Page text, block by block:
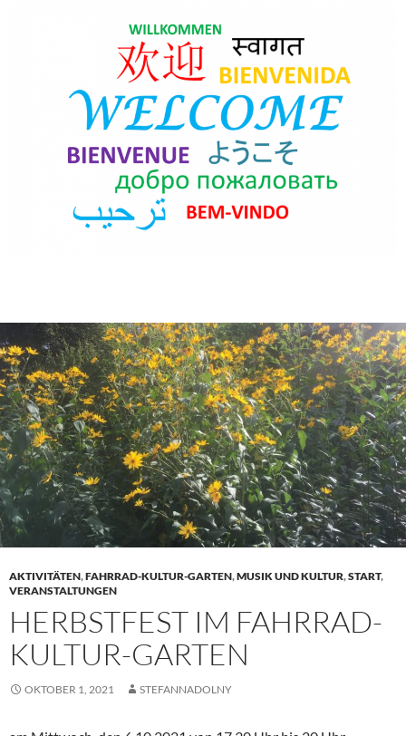
AKTIVITÄTEN,FAHRRAD-KULTUR-GARTEN,MUSIK UND KULTUR,START,
VERANSTALTUNGEN
HERBSTFEST IM FAHRRAD-
KULTUR-GARTEN
OKTOBER 1, 2021 STEFANNADOLNY